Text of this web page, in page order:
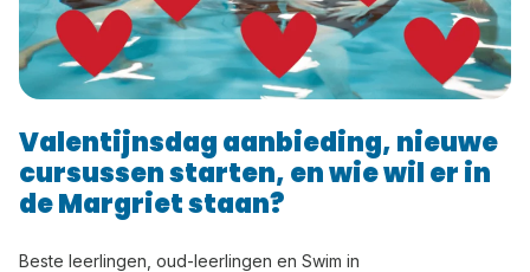
Valentijnsdag aanbieding, nieuwe
cursussen starten, en wie wil er in
de Margriet staan?
Beste leerlingen, oud-leerlingen en Swim in